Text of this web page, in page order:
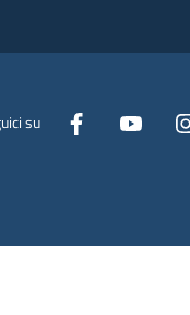
su